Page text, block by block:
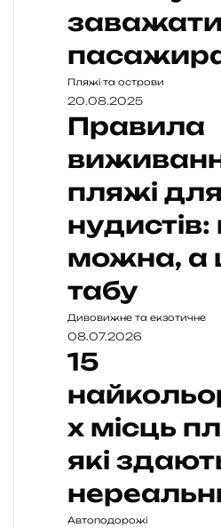
Пляжі та острови
20.08.2025
Правила
пляжі для
можна, а
табу
Дивовижне та екзотичне
08.07.2026
15
х місць
які
Автоподорожі